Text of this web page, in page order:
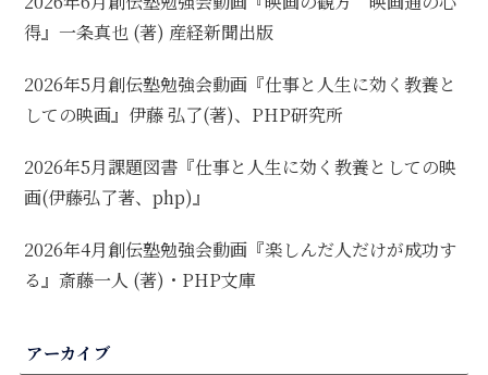
得』一条真也 (著) 産経新聞出版
2026年5月創伝塾勉強会動画『仕事と人生に効く教養と
しての映画』伊藤 弘了(著)、PHP研究所
2026年5月課題図書『仕事と人生に効く教養としての映
画(伊藤弘了著、php)』
2026年4月創伝塾勉強会動画『楽しんだ人だけが成功す
る』斎藤一人 (著)・PHP文庫
アーカイブ